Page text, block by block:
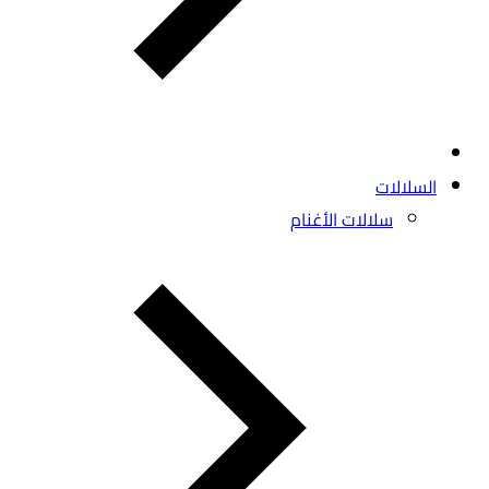
السلالات
سلالات الأغنام